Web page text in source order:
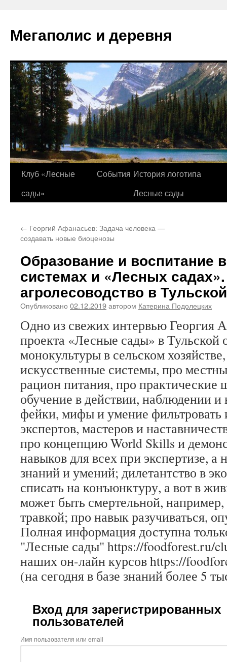
содержимому
Мегаполис и деревня
Клуб «Лесные
сады»
События История логотипа
Лесные сады
← Георгий Афанасьев: Задача человека —
создавать новые биоценозы
Образование и воспитание
системах и «Лесных
агролесоводство в
Опубликовано 02.12.2019автором Катерина Подолецких
Одно из свежих интервью Георгия
проекта «Лесные сады» в Тульской
монокультуры в сельском
искусственные системы, про
рацион питания, про
обучение в действии, наблюдении и
фейки, мифы и умение
экспертов, мастеров и
про концепцию World Skills и
навыков для всех при экспертизе, а
знаний и умений; дилетантство в
списать на конъюнктуру, а вот в
может быть смертельной, например,
травкой; про навык разучиваться,
Полная информация доступна
"Лесные сады" https://foodforest.ru/
наших он-лайн курсов https://
(на сегодня в базе знаний более 5
Вход для зарегистрированных
пользователей
Имя пользователя или email